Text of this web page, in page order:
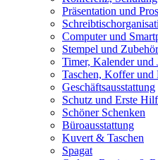
Präsentation und
Computer und
Stempel und Zubehör
Timer, Kalender und
Taschen, Koffer und
Geschäftsausstattung
Schutz und Erste
Schöner Schenken
Büroausstattung
Kuvert & Taschen
Spagat